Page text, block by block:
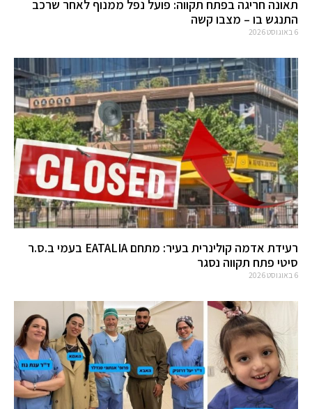
תאונה חריגה בפתח תקווה: פועל נפל ממנוף לאחר שרכב
התנגש בו – מצבו קשה
6 באוגוסט 2026
רעידת אדמה קולינרית בעיר: מתחם EATALIA בעמי ב.ס.ר
סיטי פתח תקווה נסגר
6 באוגוסט 2026